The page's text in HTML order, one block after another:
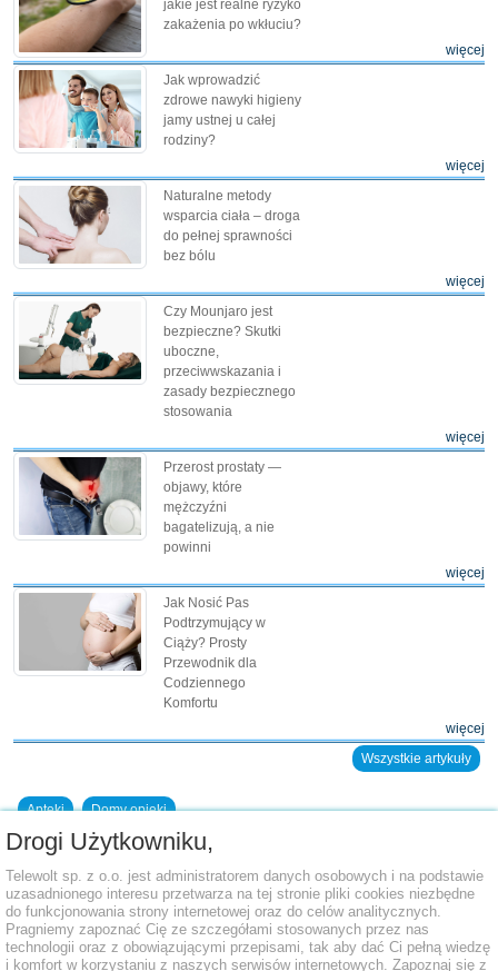
jakie jest realne ryzyko
zakażenia po wkłuciu?
więcej
Jak wprowadzić
zdrowe nawyki higieny
jamy ustnej u całej
rodziny?
więcej
Naturalne metody
wsparcia ciała – droga
do pełnej sprawności
bez bólu
więcej
Czy Mounjaro jest
bezpieczne? Skutki
uboczne,
przeciwwskazania i
zasady bezpiecznego
stosowania
więcej
Przerost prostaty —
objawy, które
mężczyźni
bagatelizują, a nie
powinni
więcej
Jak Nosić Pas
Podtrzymujący w
Ciąży? Prosty
Przewodnik dla
Codziennego
Komfortu
więcej
Wszystkie artykuły
Apteki Domy opieki
Dodaj placówkę do bazy
Drogi Użytkowniku,
Telewolt sp. z o.o. jest administratorem danych osobowych i na podstawie
uzasadnionego interesu przetwarza na tej stronie pliki cookies niezbędne
do funkcjonowania strony internetowej oraz do celów analitycznych.
Pragniemy zapoznać Cię ze szczegółami stosowanych przez nas
technologii oraz z obowiązującymi przepisami, tak aby dać Ci pełną wiedzę
i komfort w korzystaniu z naszych serwisów internetowych. Zapoznaj się z